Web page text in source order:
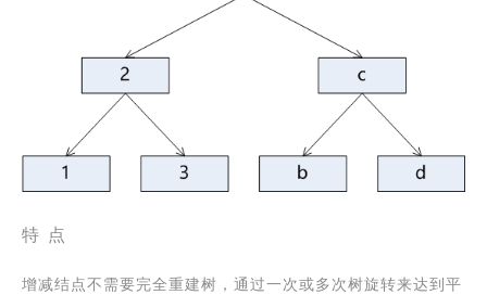
特 点
增减结点不需要完全重建树，通过一次或多次树旋转来达到平